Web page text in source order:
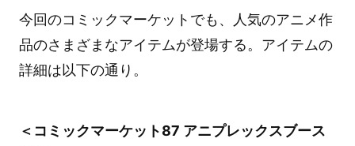
今回のコミックマーケットでも、人気のアニメ作
品のさまざまなアイテムが登場する。アイテムの
詳細は以下の通り。
＜コミックマーケット87 アニプレックスブース